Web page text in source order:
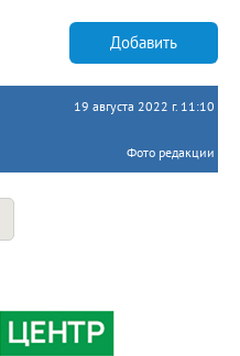
Добавить
19 августа 2022 г. 11:10
Фото редакции